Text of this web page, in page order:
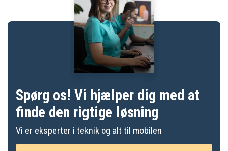
Spørg os! Vi hjælper dig med at
finde den rigtige løsning
Vi er eksperter i teknik og alt til mobilen